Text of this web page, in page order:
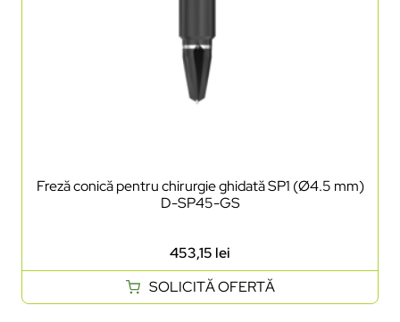
Freză conică pentru chirurgie ghidată SP1 (Ø4.5 mm)
D-SP45-GS
453,15 lei
SOLICITĂ OFERTĂ